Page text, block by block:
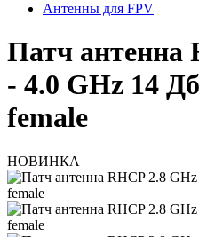
Антенны для FPV
Патч антенна
- 4.0 GHz 14
female
НОВИНКА